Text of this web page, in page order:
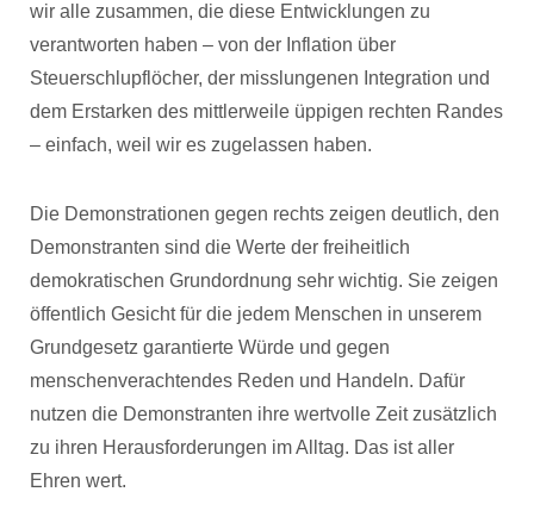
wir alle zusammen, die diese Entwicklungen zu
verantworten haben – von der Inflation über
Steuerschlupflöcher, der misslungenen Integration und
dem Erstarken des mittlerweile üppigen rechten Randes
– einfach, weil wir es zugelassen haben.
Die Demonstrationen gegen rechts zeigen deutlich, den
Demonstranten sind die Werte der freiheitlich
demokratischen Grundordnung sehr wichtig. Sie zeigen
öffentlich Gesicht für die jedem Menschen in unserem
Grundgesetz garantierte Würde und gegen
menschenverachtendes Reden und Handeln. Dafür
nutzen die Demonstranten ihre wertvolle Zeit zusätzlich
zu ihren Herausforderungen im Alltag. Das ist aller
Ehren wert.